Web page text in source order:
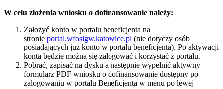
W celu złożenia wniosku o dofinansowanie należy:
Założyć konto w portalu beneficjenta na
stronie portal.wfosigw.katowice.pl (nie dotyczy osób
posiadających już konto w portalu beneficjenta). Po aktywacji
konta będzie można się zalogować i korzystać z portalu.
Pobrać, zapisać na dysku a następnie wypełnić aktywny
formularz PDF wniosku o dofinansowanie dostępny po
zalogowaniu w portalu Beneficjenta w menu po lewej